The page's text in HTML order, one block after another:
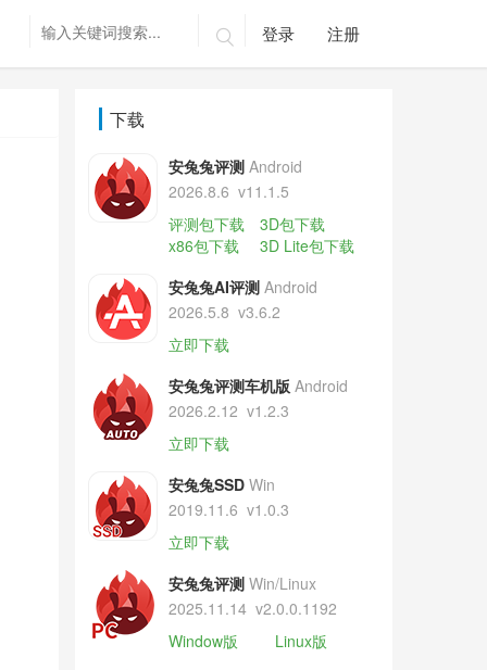
 登录 注册
下载
安兔兔评测 Android
2026.8.6 v11.1.5
评测包下载
3D包下载
x86包下载
3D Lite包下载
安兔兔AI评测 Android
2026.5.8 v3.6.2
立即下载
安兔兔评测车机版 Android
2026.2.12 v1.2.3
立即下载
安兔兔SSD Win
2019.11.6 v1.0.3
立即下载
安兔兔评测 Win/Linux
2025.11.14 v2.0.0.1192
Window版
Linux版